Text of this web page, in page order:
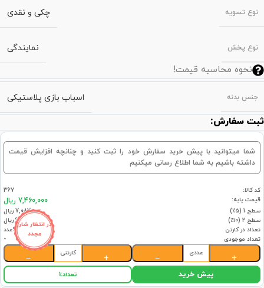
نوع تسویه چکی و نقدی
نوع پخش نمایندگی
نحوه محاسبه قیمت!
جنس بدنه اسباب بازی پلاستیکی
ثبت سفارش:
شما میتوانید با پیش خرید سفارش خود را ثبت کنید و چنانچه افزایش قیمت
داشته باشیم به شما اطلاع رسانی میکنیم
در انتظار شارژ
مجدد
کد کالا:
367
قیمت پایه:
7,460,000 ریال
سطح 1 (۵٪)
7,087,000 ریال
سطح 2 (۱۰٪)
6,714,000 ریال
تعداد در کارتن
6عدد
تعداد موجودی
-
+
عددی
−
+
کارتنی
−
پیش خرید تعداد:1